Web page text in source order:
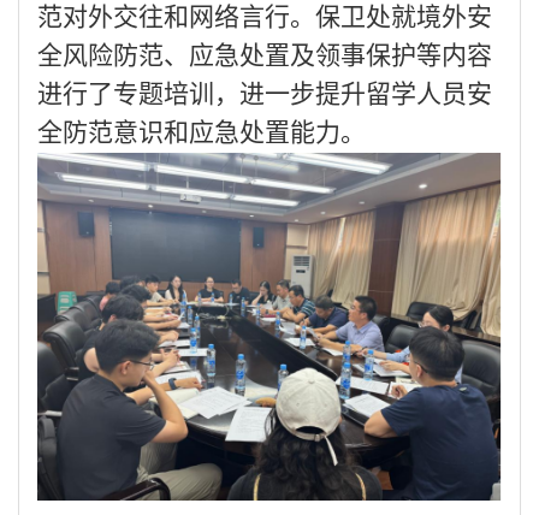
范对外交往和网络言行。 保卫处就境外安
全风险防范、应急处置及领事保护等内容
进行了专题培训，进一步提升留学人员安
全防范意识和应急处置能力。